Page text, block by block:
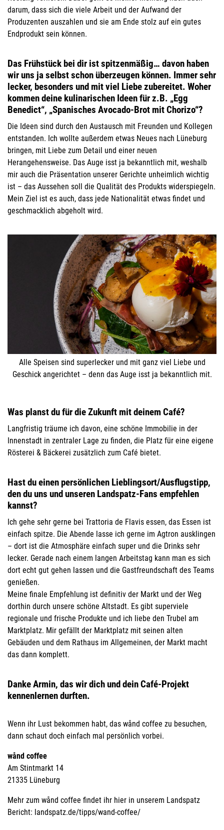
darum, dass sich die viele Arbeit und der Aufwand der
Produzenten auszahlen und sie am Ende stolz auf ein gutes
Endprodukt sein können.
Das Frühstück bei dir ist spitzenmäßig… davon haben
wir uns ja selbst schon überzeugen können. Immer sehr
lecker, besonders und mit viel Liebe zubereitet. Woher
kommen deine kulinarischen Ideen für z.B. „Egg
Benedict“, „Spanisches Avocado-Brot mit Chorizo“?
Die Ideen sind durch den Austausch mit Freunden und Kollegen
entstanden. Ich wollte außerdem etwas Neues nach Lüneburg
bringen, mit Liebe zum Detail und einer neuen
Herangehensweise. Das Auge isst ja bekanntlich mit, weshalb
mir auch die Präsentation unserer Gerichte unheimlich wichtig
ist – das Aussehen soll die Qualität des Produkts widerspiegeln.
Mein Ziel ist es auch, dass jede Nationalität etwas findet und
geschmacklich abgeholt wird.
Alle Speisen sind superlecker und mit ganz viel Liebe und
Geschick angerichtet – denn das Auge isst ja bekanntlich mit.
Was planst du für die Zukunft mit deinem Café?
Langfristig träume ich davon, eine schöne Immobilie in der
Innenstadt in zentraler Lage zu finden, die Platz für eine eigene
Rösterei & Bäckerei zusätzlich zum Café bietet.
Hast du einen persönlichen Lieblingsort/Ausflugstipp,
den du uns und unseren Landspatz-Fans empfehlen
kannst?
Ich gehe sehr gerne bei Trattoria de Flavis essen, das Essen ist
einfach spitze. Die Abende lasse ich gerne im Agtron ausklingen
– dort ist die Atmosphäre einfach super und die Drinks sehr
lecker. Gerade nach einem langen Arbeitstag kann man es sich
dort echt gut gehen lassen und die Gastfreundschaft des Teams
genießen.
Meine finale Empfehlung ist definitiv der Markt und der Weg
dorthin durch unsere schöne Altstadt. Es gibt superviele
regionale und frische Produkte und ich liebe den Trubel am
Marktplatz. Mir gefällt der Marktplatz mit seinen alten
Gebäuden und dem Rathaus im Allgemeinen, der Markt macht
das dann komplett.
Danke Armin, das wir dich und dein Café-Projekt
kennenlernen durften.
Wenn ihr Lust bekommen habt, das wånd coffee zu besuchen,
dann schaut doch einfach mal persönlich vorbei.
wånd coffee
Am Stintmarkt 14
21335 Lüneburg
Mehr zum wånd coffee findet ihr hier in unserem Landspatz
Bericht: landspatz.de/tipps/wand-coffee/